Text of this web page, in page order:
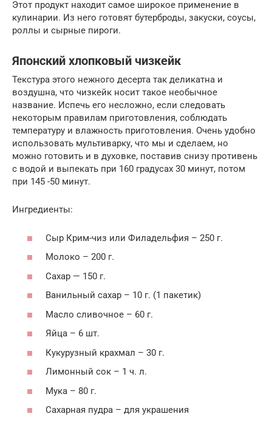
Этот продукт находит самое широкое применение в
кулинарии. Из него готовят бутерброды, закуски, соусы,
роллы и сырные пироги.
Японский хлопковый чизкейк
Текстура этого нежного десерта так деликатна и
воздушна, что чизкейк носит такое необычное
название. Испечь его несложно, если следовать
некоторым правилам приготовления, соблюдать
температуру и влажность приготовления. Очень удобно
использовать мультиварку, что мы и сделаем, но
можно готовить и в духовке, поставив снизу противень
с водой и выпекать при 160 градусах 30 минут, потом
при 145 -50 минут.
Ингредиенты:
Сыр Крим-чиз или Филадельфия – 250 г.
Молоко – 200 г.
Сахар — 150 г.
Ванильный сахар – 10 г. (1 пакетик)
Масло сливочное – 60 г.
Яйца – 6 шт.
Кукурузный крахмал – 30 г.
Лимонный сок – 1 ч. л.
Мука – 80 г.
Сахарная пудра – для украшения